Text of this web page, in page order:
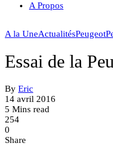
A Propos
A la UneActualitésPeugeot
Essai de la
By Eric
14 avril 2016
5 Mins read
254
0
Share